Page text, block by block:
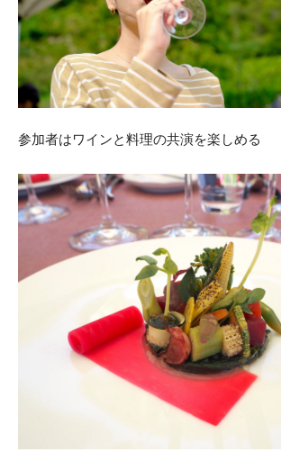
参加者はワインと料理の共演を楽しめる